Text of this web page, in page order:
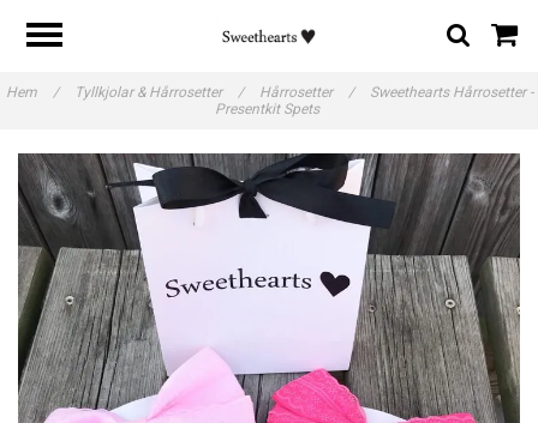
Hem / Tyllkjolar & Hårrosetter / Hårrosetter /
Sweethearts Hårrosetter -
Presentkit Spets